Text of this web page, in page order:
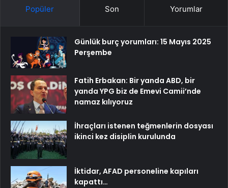
Popüler Son Yorumlar
Günlük burç yorumları: 15 Mayıs 2025
Perşembe
Fatih Erbakan: Bir yanda ABD, bir
yanda YPG biz de Emevi Camii’nde
namaz kılıyoruz
İhraçları istenen teğmenlerin dosyası
ikinci kez disiplin kurulunda
İktidar, AFAD personeline kapıları
kapattı…